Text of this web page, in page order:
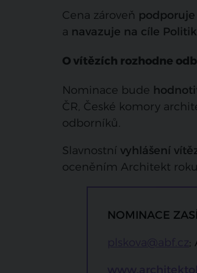
Cena zároveň
a navazuje na cíle
O vítězích rozhodne
Nominace bude
ČR, České komory
odborníků.
Slavnostní vyhlášení
oceněním Architekt
NOMINACE
plskova@abf.cz;